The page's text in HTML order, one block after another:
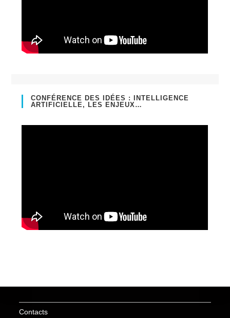
CONFÉRENCE DES IDÉES : INTELLIGENCE
ARTIFICIELLE, LES ENJEUX…
Contacts